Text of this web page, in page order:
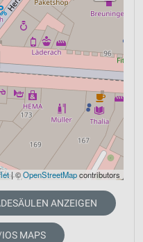
|©OpenStreetMapcontributors
ANZEIGEN
MAPS